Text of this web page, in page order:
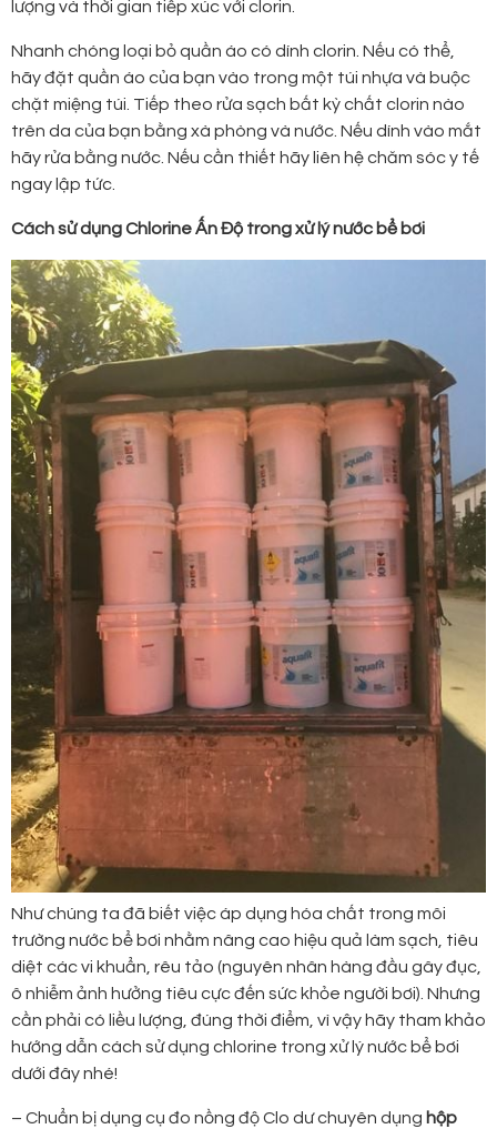
lượng và thời gian tiếp xúc với clorin.
Nhanh chóng loại bỏ quần áo có dính clorin. Nếu có thể,
hãy đặt quần áo của bạn vào trong một túi nhựa và buộc
chặt miệng túi. Tiếp theo rửa sạch bất kỳ chất clorin nào
trên da của bạn bằng xà phòng và nước. Nếu dính vào mắt
hãy rửa bằng nước. Nếu cần thiết hãy liên hệ chăm sóc y tế
ngay lập tức.
Cách sử dụng Chlorine Ấn Độ trong xử lý nước bể bơi
Như chúng ta đã biết việc áp dụng hóa chất trong môi
trường nước bể bơi nhằm nâng cao hiệu quả làm sạch, tiêu
diệt các vi khuẩn, rêu tảo (nguyên nhân hàng đầu gây đục,
ô nhiễm ảnh hưởng tiêu cực đến sức khỏe người bơi). Nhưng
cần phải có liều lượng, đúng thời điểm, vì vậy hãy tham khảo
hướng dẫn cách sử dụng chlorine trong xử lý nước bể bơi
dưới đây nhé!
– Chuẩn bị dụng cụ đo nồng độ Clo dư chuyên dụng hộp